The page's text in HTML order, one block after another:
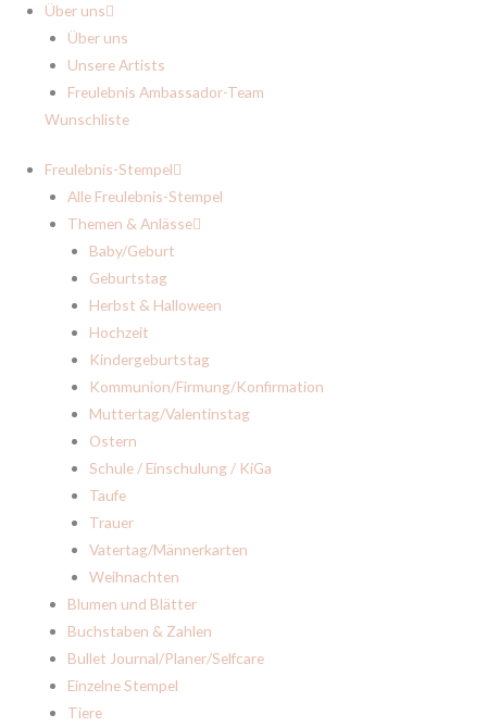
Über uns
Über uns
Unsere Artists
Freulebnis Ambassador-Team
Wunschliste
Freulebnis-Stempel
Alle Freulebnis-Stempel
Themen & Anlässe
Baby/Geburt
Geburtstag
Herbst & Halloween
Hochzeit
Kindergeburtstag
Kommunion/Firmung/Konfirmation
Muttertag/Valentinstag
Ostern
Schule / Einschulung / KiGa
Taufe
Trauer
Vatertag/Männerkarten
Weihnachten
Blumen und Blätter
Buchstaben & Zahlen
Bullet Journal/Planer/Selfcare
Einzelne Stempel
Tiere